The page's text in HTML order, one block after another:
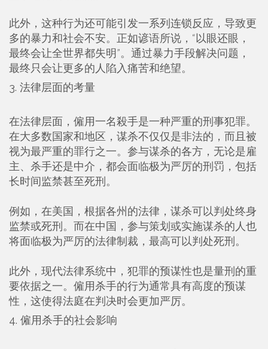
此外，这种行为还可能引发一系列连锁反应，导致更
多的暴力和社会不安。正如谚语所说，“以眼还眼，
最终会让全世界都失明”。通过暴力手段解决问题，
最终只会让更多的人陷入痛苦和绝望。
3. 法律层面的考量
在法律层面，僱用一名殺手是一种严重的刑事犯罪。
在大多数国家和地区，谋杀不仅仅是非法的，而且被
视为最严重的罪行之一。参与谋杀的各方，无论是雇
主、杀手还是中介，都会面临极为严厉的刑罚，包括
长时间监禁甚至死刑。
例如，在美国，根据各州的法律，谋杀可以判处终身
监禁或死刑。而在中国，参与策划或实施谋杀的人也
将面临极为严厉的法律制裁，最高可以判处死刑。
此外，现代法律系统中，犯罪的预谋性也是量刑的重
要依据之一。僱用杀手的行为通常具有高度的预谋
性，这使得法庭在判决时会更加严厉。
4. 僱用杀手的社会影响